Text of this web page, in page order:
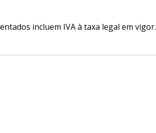
incluem IVA à taxa legal em vigor.